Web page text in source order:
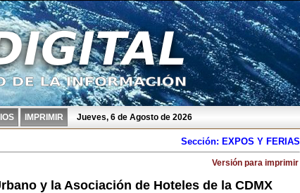
IMPRIMIR Jueves, 6 de Agosto de 2026
Sección: EXPOS Y FERIAS
Versión para imprimir
y la Asociación de Hoteles de la CDMX